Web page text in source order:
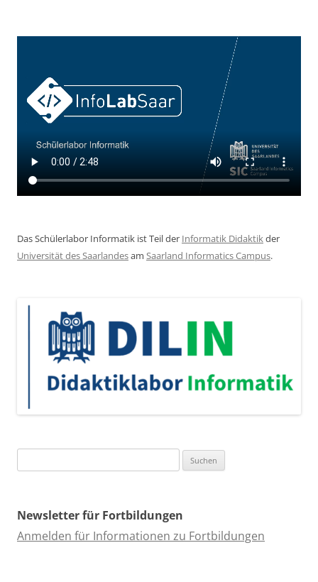
Das Schülerlabor Informatik ist Teil der Informatik Didaktikder
Universität des Saarlandesam Saarland Informatics Campus.
nach:
Newsletter für Fortbildungen
Anmelden für Informationen zu Fortbildungen